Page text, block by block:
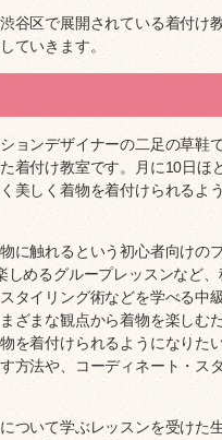
谷区で展開されている着付け
ていきます。
ョンデザイナーの二足の草鞋
着付け教室です。月に10日ほ
美しく着物を着付けられるよ
に触れるという初心者向けの
めるグループレッスンなど
タイリング術などを学べる中
ざまな観点から着物を楽しむ
を着付けられるようになりた
方法や、コーディネート・ス
ついて学ぶレッスンを受けた